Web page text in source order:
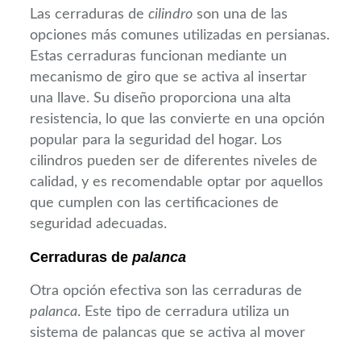
Las cerraduras decilindro son una de las
opciones más comunes utilizadas en persianas.
Estas cerraduras funcionan mediante un
mecanismo de giro que se activa al insertar
una llave. Su diseño proporciona una alta
resistencia, lo que las convierte en una opción
popular para la seguridad del hogar. Los
cilindros pueden ser de diferentes niveles de
calidad, y es recomendable optar por aquellos
que cumplen con las certificaciones de
seguridad adecuadas.
Cerraduras depalanca
Otra opción efectiva son las cerraduras de
palanca. Este tipo de cerradura utiliza un
sistema de palancas que se activa al mover